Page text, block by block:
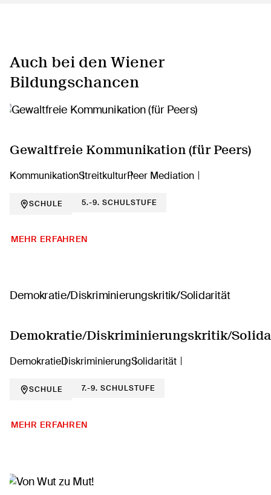
Auch bei den Wiener
Bildungschancen
Gewaltfreie Kommunikation (für Peers)
KommunikationStreitkulturPeer Mediation
SCHULE 5.-9. SCHULSTUFE
MEHR ERFAHREN
Demokratie/Diskriminierungskritik/
DemokratieDiskriminierungSolidarität
SCHULE 7.-9. SCHULSTUFE
MEHR ERFAHREN